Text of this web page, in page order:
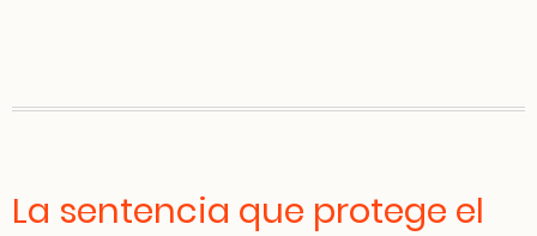
La sentencia que protege el